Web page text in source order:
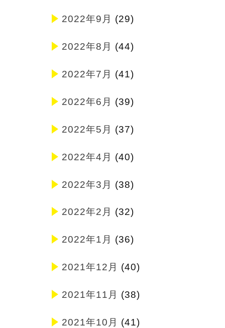
2022年9月 (29)
2022年8月 (44)
2022年7月 (41)
2022年6月 (39)
2022年5月 (37)
2022年4月 (40)
2022年3月 (38)
2022年2月 (32)
2022年1月 (36)
2021年12月 (40)
2021年11月 (38)
2021年10月 (41)